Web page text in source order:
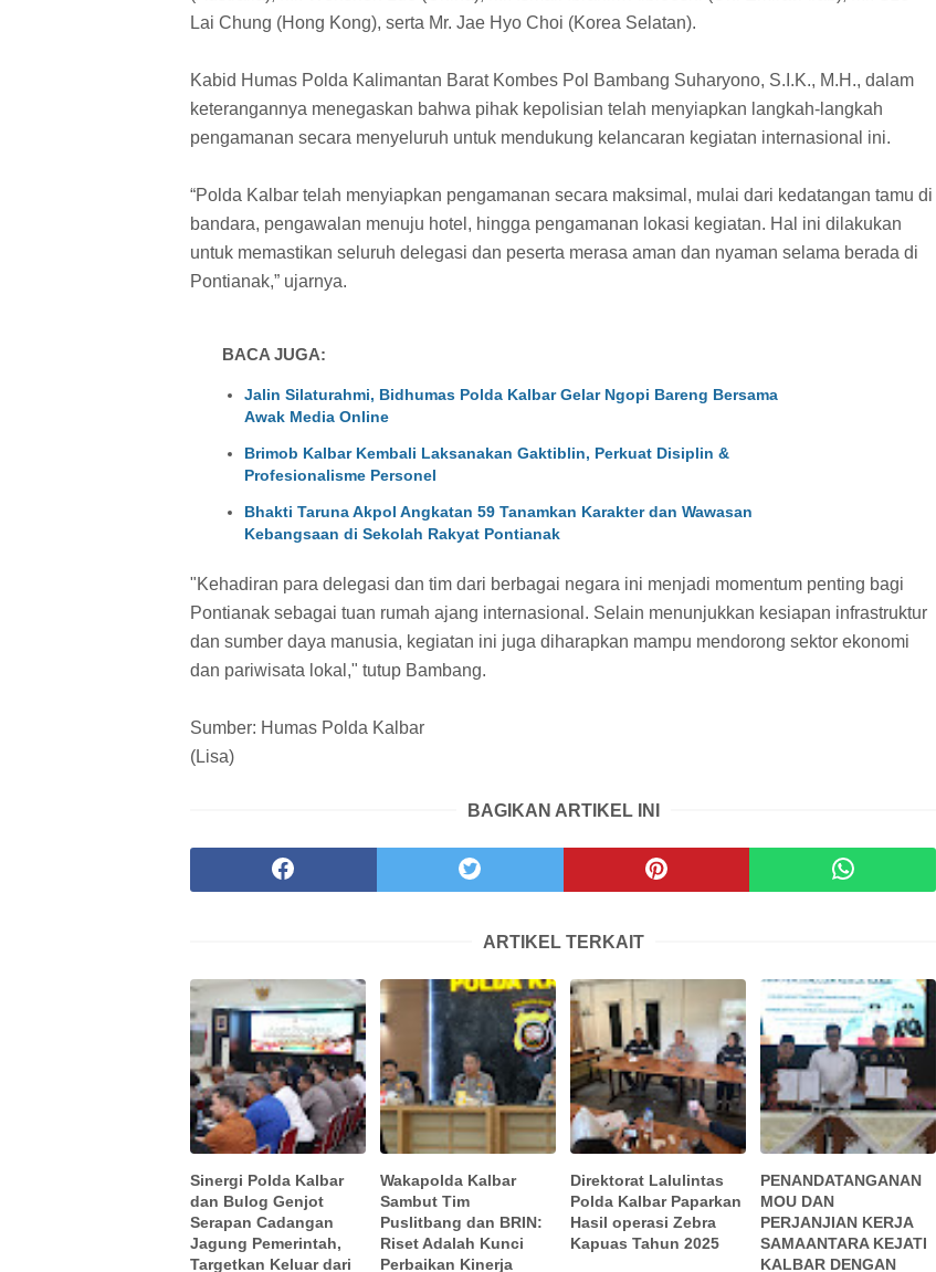
Lai Chung (Hong Kong), serta Mr. Jae Hyo Choi (Korea Selatan).
Kabid Humas Polda Kalimantan Barat Kombes Pol Bambang Suharyono, S.I.K., M.H., dalam
keterangannya menegaskan bahwa pihak kepolisian telah menyiapkan langkah-langkah
pengamanan secara menyeluruh untuk mendukung kelancaran kegiatan internasional ini.
“Polda Kalbar telah menyiapkan pengamanan secara maksimal, mulai dari kedatangan tamu di
bandara, pengawalan menuju hotel, hingga pengamanan lokasi kegiatan. Hal ini dilakukan
untuk memastikan seluruh delegasi dan peserta merasa aman dan nyaman selama berada di
Pontianak,” ujarnya.
BACA JUGA:
Jalin Silaturahmi, Bidhumas Polda Kalbar Gelar Ngopi Bareng Bersama
Awak Media Online
Brimob Kalbar Kembali Laksanakan Gaktiblin, Perkuat Disiplin &
Profesionalisme Personel
Bhakti Taruna Akpol Angkatan 59 Tanamkan Karakter dan Wawasan
Kebangsaan di Sekolah Rakyat Pontianak
"Kehadiran para delegasi dan tim dari berbagai negara ini menjadi momentum penting bagi
Pontianak sebagai tuan rumah ajang internasional. Selain menunjukkan kesiapan infrastruktur
dan sumber daya manusia, kegiatan ini juga diharapkan mampu mendorong sektor ekonomi
dan pariwisata lokal," tutup Bambang.
Sumber: Humas Polda Kalbar
(Lisa)
BAGIKAN ARTIKEL INI
ARTIKEL TERKAIT
Sinergi Polda Kalbar
dan Bulog Genjot
Serapan Cadangan
Jagung Pemerintah,
Targetkan Keluar dari
Wakapolda Kalbar
Sambut Tim
Puslitbang dan BRIN:
Riset Adalah Kunci
Perbaikan Kinerja
Direktorat Lalulintas
Polda Kalbar Paparkan
Hasil operasi Zebra
Kapuas Tahun 2025
PENANDATANGANAN
MOU DAN
PERJANJIAN KERJA
SAMAANTARA KEJATI
KALBAR DENGAN